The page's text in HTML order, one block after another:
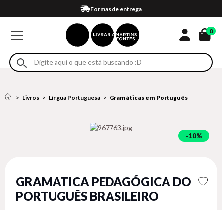
Formas de entrega
Compra 100% segura
Em até 4x sem juros no cartão*
Retire na loja
Eventos
0
Livros Língua Portuguesa Gramáticas em Português
10%
GRAMATICA PEDAGÓGICA DO
PORTUGUÊS BRASILEIRO